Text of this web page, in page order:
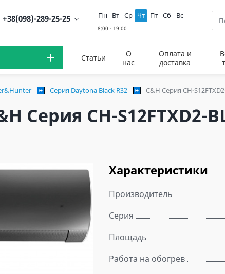
+38(098)-289-25-25 Пн Вт Ср Чт Пт Сб Вс
Статьи
О
нас
Оплата и
доставка
Серия Daytona Black R32 C&H Серия CH-
Серия CH-S12FTXD2-
Характеристики
Производитель
Серия
Площадь
Работа на обогрев